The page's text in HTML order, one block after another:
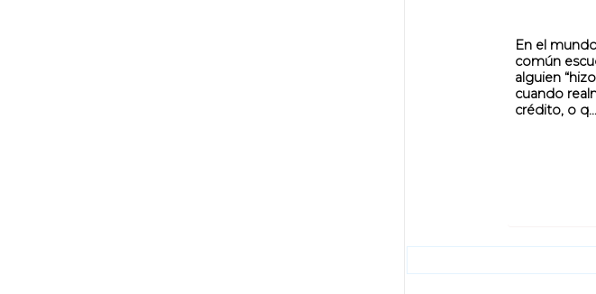
En el
común
alguien
cuando
crédito, o q...